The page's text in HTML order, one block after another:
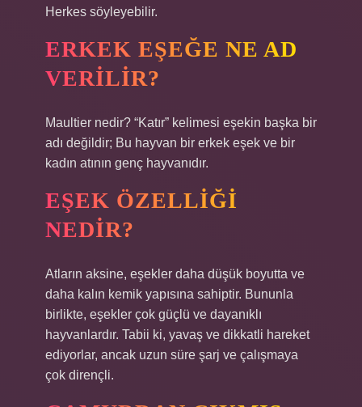
Herkes söyleyebilir.
ERKEK EŞEĞE NE AD
VERILIR?
Maultier nedir? “Katır” kelimesi eşekin başka bir
adı değildir; Bu hayvan bir erkek eşek ve bir
kadın atının genç hayvanıdır.
EŞEK ÖZELLIĞI
NEDIR?
Atların aksine, eşekler daha düşük boyutta ve
daha kalın kemik yapısına sahiptir. Bununla
birlikte, eşekler çok güçlü ve dayanıklı
hayvanlardır. Tabii ki, yavaş ve dikkatli hareket
ediyorlar, ancak uzun süre şarj ve çalışmaya
çok dirençli.